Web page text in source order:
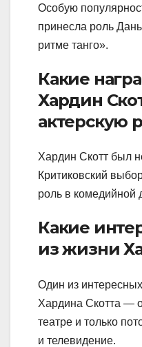
Особую
принесла роль
ритме танго».
Какие
Хардин
актерскую
Хардин Скотт был
Критиковский
роль в комедийной
Какие
из жизни
Один из
Хардина Скотта —
театре и только
и телевидение.